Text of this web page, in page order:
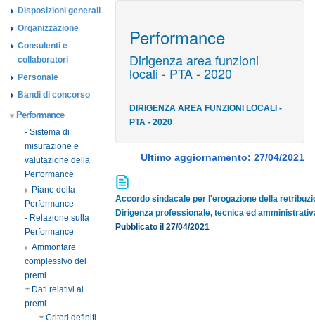
Disposizioni generali
Organizzazione
Consulenti e
collaboratori
Personale
Bandi di concorso
Performance
- Sistema di
misurazione e
valutazione della
Performance
Piano della
Performance
- Relazione sulla
Performance
Ammontare
complessivo dei
premi
Dati relativi ai
premi
Criteri definiti
Performance
Dirigenza area funzioni
locali - PTA - 2020
DIRIGENZA AREA FUNZIONI LOCALI -
PTA - 2020
Ultimo aggiornamento: 27/04/2021
Accordo sindacale per l'erogazione della
Dirigenza professionale, tecnica ed
Pubblicato il 27/04/2021